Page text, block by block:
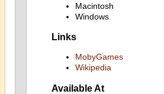
Macintosh
Windows
Links
MobyGames
Wikipedia
Available At